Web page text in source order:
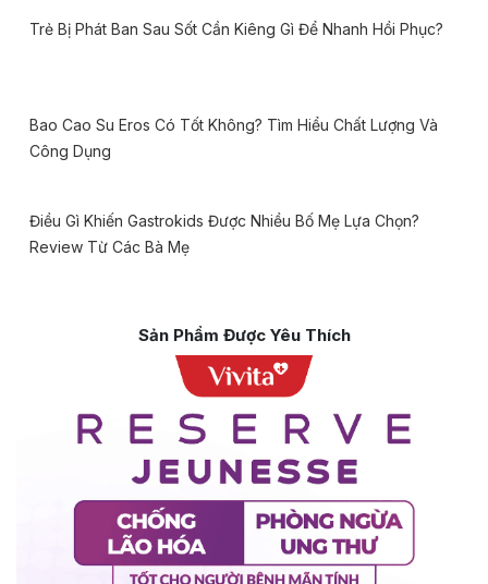
Trẻ Bị Phát Ban Sau Sốt Cần Kiêng Gì Để Nhanh Hồi Phục?
Bao Cao Su Eros Có Tốt Không? Tìm Hiểu Chất Lượng Và
Công Dụng
Điều Gì Khiến Gastrokids Được Nhiều Bố Mẹ Lựa Chọn?
Review Từ Các Bà Mẹ
Sản Phẩm Được Yêu Thích